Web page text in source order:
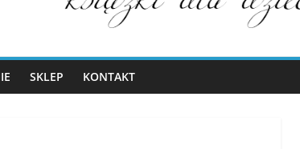
SKLEP KONTAKT